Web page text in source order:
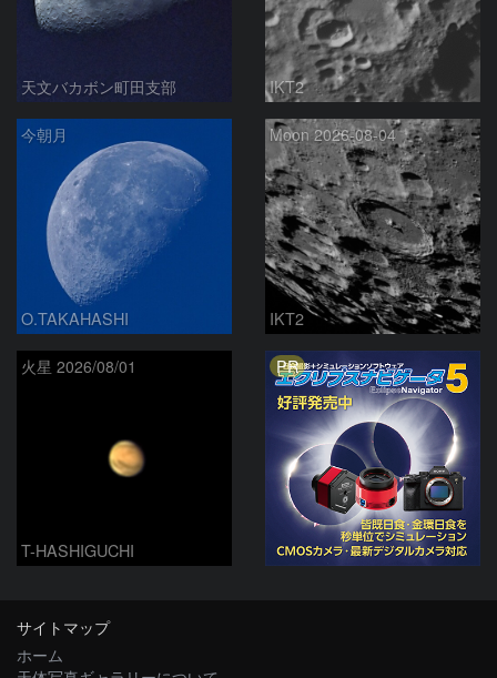
天文バカボン町田支部 IKT2
今朝月
O.TAKAHASHI
Moon 2026-08-04
IKT2
火星 2026/08/01
T-HASHIGUCHI
PR
サイトマップ
ホーム